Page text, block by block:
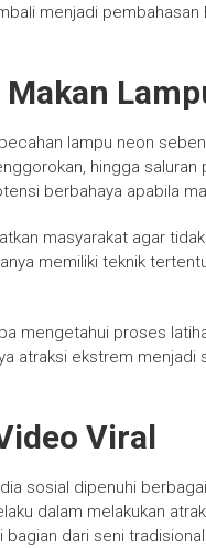
menjadi
lampu neon
hingga saluran
berbahaya apabila
masyarakat agar
memiliki teknik
mengetahui proses
atraksi ekstrem
Viral
sosial dipenuhi
dalam melakukan
dari seni